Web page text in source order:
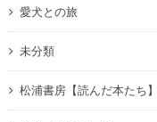
愛犬との旅
未分類
松浦書房【読んだ本たち】